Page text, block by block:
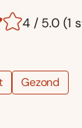
4 / 5.0 (1
Gezond